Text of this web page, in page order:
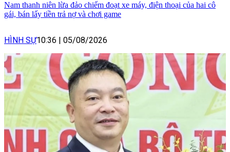
Nam thanh niên lừa đảo chiếm đoạt xe máy, điện thoại của hai cô
gái, bán lấy tiền trả nợ và chơi game
HÌNH SỰ10:36 | 05/08/2026